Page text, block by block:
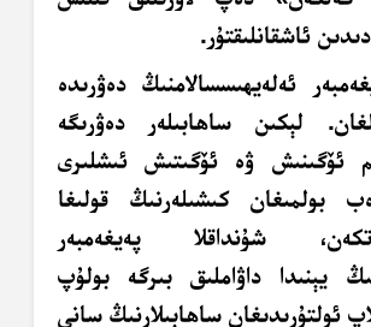
ئاشقانلىقتۇر.
ئەلەيھىسسالامنىڭ دەۋرىدە
لېكىن ساھابىلەر دەۋرىگە
ئۆگىنىش ۋە ئۆگىتىش ئىشلىرى
بولمىغان كىشىلەرنىڭ قولىغا
شۇنداقلا پەيغەمبەر
يېنىدا داۋاملىق بىرگە بولۇپ
ئولتۇرىدىغان ساھابىلارنىڭ سانى